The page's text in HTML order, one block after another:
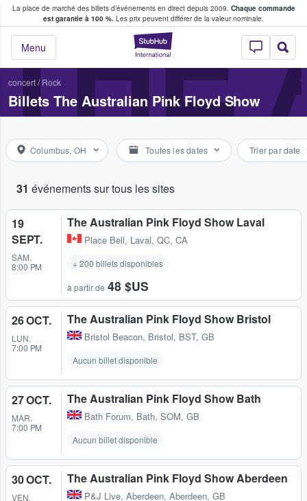
La place de marché des billets d’événements en direct depuis 2009. Chaque commande
est garantie à 100 %. Les prix peuvent différer de la valeur nominale.
StubHub - Où
Menu
fans achètent et vendent des billets
concert/ Rock
Billets The Australian Pink Floyd Show
Columbus, OH Toutes les dates Trier par date
31 événements sur tous les sites
19
SEPT.
SAM.
8:00 PM
The Australian Pink Floyd Show Laval
Place Bell, Laval, QC, CA
+ 200 billets disponibles
à partir de 48 $US
26 OCT.
LUN.
7:00 PM
The Australian Pink Floyd Show Bristol
Bristol Beacon, Bristol, BST, GB
Aucun billet disponible
27 OCT.
MAR.
7:00 PM
The Australian Pink Floyd Show Bath
Bath Forum, Bath, SOM, GB
Aucun billet disponible
30 OCT.
VEN.
The Australian Pink Floyd Show Aberdeen
P&J Live, Aberdeen, Aberdeen, GB